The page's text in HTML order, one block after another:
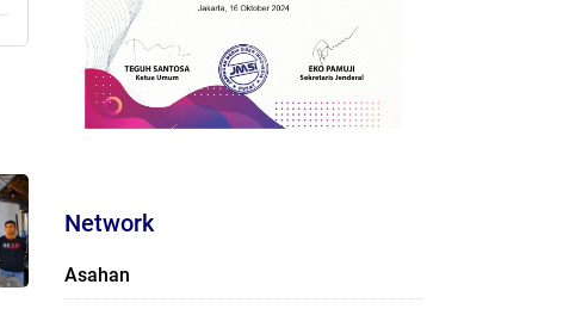
Network
Asahan